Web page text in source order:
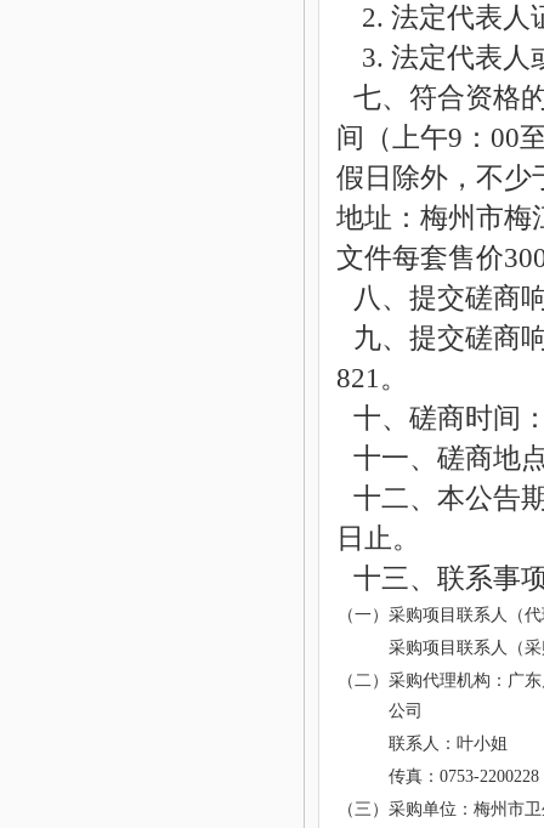
2. 法定代表人
3. 法定代表人
七、符合资格
间（ 上午9：00
假日除外，不少
地址： 梅州市梅
文件每套售价
八、提交磋商
九、提交磋商
821 。
十、磋商时间
十一、磋商地
十二、本公告
日止。
十三、联系事
（一）采购项目联系人（
采购项目联系人（
（二）采购代理机构：广
公司
联系人：叶小姐
传真： 0753-2200228
（三）采购单位： 梅州市